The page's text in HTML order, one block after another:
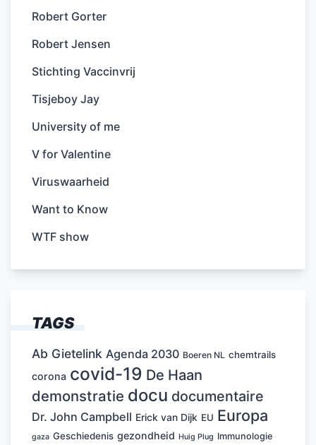
Robert Gorter
Robert Jensen
Stichting Vaccinvrij
Tisjeboy Jay
University of me
V for Valentine
Viruswaarheid
Want to Know
WTF show
TAGS
Ab Gietelink Agenda 2030 Boeren NL chemtrails
corona covid-19 De Haan
demonstratie docu documentaire
Dr. John Campbell Erick van Dijk EU Europa
gaza Geschiedenis gezondheid Huig Plug Immunologie